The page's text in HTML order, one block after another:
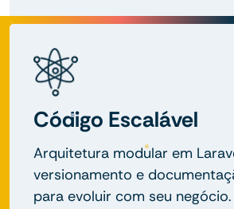
Código Escalável
Arquitetura modular em
versionamento e
para evoluir com seu negócio.